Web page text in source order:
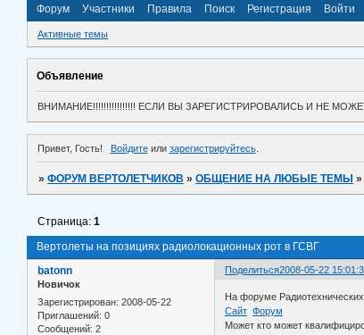
Форум Участники Правила Поиск Регистрация Войти
Активные темы
Объявление
ВНИМАНИЕ!!!!!!!!!!!!!!!! ЕСЛИ ВЫ ЗАРЕГИСТРИРОВАЛИСЬ И НЕ
Привет, Гость! Войдитеили зарегистрируйтесь.
»ФОРУМ ВЕРТОЛЕТЧИКОВ »ОБЩЕНИЕ НА ЛЮБЫЕ ТЕМЫ »
Вертолеты на позициях радиолокационных рот в ГСВГ
Страница:1
Поделиться2008-05-22
batonn
Новичок
Зарегистрирован: 2008-05-22
Приглашений: 0
Сообщений: 2
На форуме
Сайт Форум
Может кто может